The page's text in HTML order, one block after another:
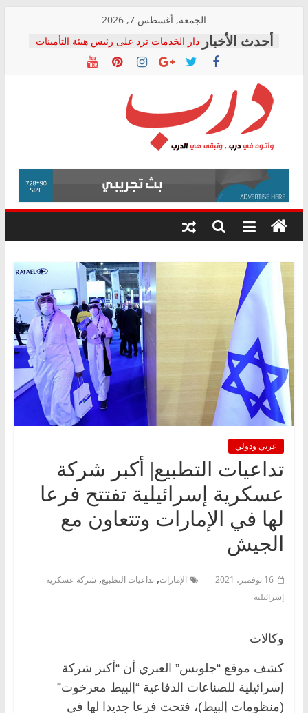
content
الجمعة, أغسطس 7, 2026
دار الخدمات ترد على رئيس هيئة التأمينات
بعد مؤتمره الصحفي: إنكار الأزمة لا ينهي
معاناة أصحاب المعاشات.. ونطالب بكشف
فرحات سليمان يكتب: القطاع الصحي إلى
أين؟
حزب التحالف الشعبي يطلق لجنة “الحق
في الصحة” بالإسكندرية لرصد الانتهاكات
ودعم المرضى
الوزاري لمدينة الصحفيين.. وانتهاء أعمال
إنشاء المبنى الإداري
المجلس القومي لحقوق الإنسان يعلن
متابعة قضية الدكتور محمد زهران.. ويؤكد:
قرينة البراءة وضمانات المحاكمة العادلة
درب
وأتوه
درب..
وتبقى
هي
عربي ودولي
تداعيات التطبيع| أكبر شركة
عسكرية إسرائيلية تفتتح فرعا
لها في الإمارات وتتعاون مع
الجيش
16 نوفمبر، 2021 الإمارات, تداعيات التطبيع, شركة عسكرية
إسرائيلية
وكالات
كشف موقع “جلوبس” العبري أن “أكبر شركة
إسرائيلية للصناعات الدفاعية “إلبيط معرخوت”
(منظومات إلبيط)، فتحت فرعا جديدا لها في